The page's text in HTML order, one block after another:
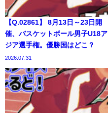
【Q.02861】 8月13日～23日開
催、バスケットボール男子U18ア
ジア選手権。優勝国はどこ？
2026.07.31